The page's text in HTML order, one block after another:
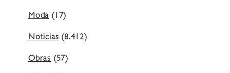
Moda(17)
Noticias(8.412)
Obras (57)